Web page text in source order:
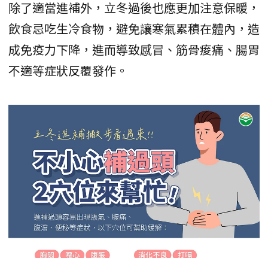
除了適當進補外，立冬過後也應更加注意保暖，
飲食忌吃生冷食物，避免讓寒氣累積在體內，造
成免疫力下降，進而導致感冒、筋骨痠痛、腸胃
不適等症狀反覆發作。